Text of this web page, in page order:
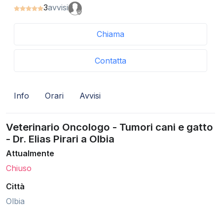
3avvisi
Chiama
Contatta
Info Orari Avvisi
Veterinario Oncologo - Tumori cani e gatto
- Dr. Elias Pirari a Olbia
Attualmente
Chiuso
Città
Olbia